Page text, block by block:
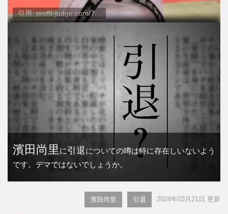
引用: profit-judge.com/7...
濱田尚里 に引退についての噂は特に存在しいないよう
です。デマではないでしょうか。
濱田尚里 引退 2024年03月21日 更新